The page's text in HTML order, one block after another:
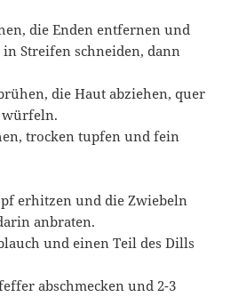
die Enden entfernen und
in Streifen schneiden, dann
die Haut abziehen, quer
trocken tupfen und fein
erhitzen und die Zwiebeln
anbraten.
und einen Teil des Dills
abschmecken und 2-3